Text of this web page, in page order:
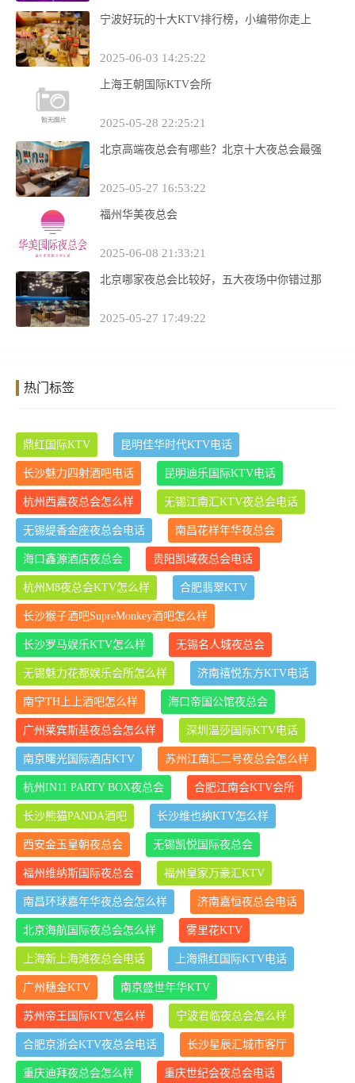
宁波好玩的十大KTV排行榜，小编带你走上
2025-06-03 14:25:22
上海王朝国际KTV会所
2025-05-28 22:25:21
北京高端夜总会有哪些？北京十大夜总会最强
2025-05-27 16:53:22
福州华美夜总会
2025-06-08 21:33:21
北京哪家夜总会比较好，五大夜场中你错过那
2025-05-27 17:49:22
热门标签
鼎红国际KTV 昆明佳华时代KTV电话
长沙魅力四射酒吧电话 昆明迪乐国际KTV电话
杭州西嘉夜总会怎么样 无锡江南汇KTV夜总会电话
无锡缇香金座夜总会电话 南昌花样年华夜总会
海口鑫源酒店夜总会 贵阳凯域夜总会电话
杭州M8夜总会KTV怎么样 合肥翡翠KTV
长沙猴子酒吧SupreMonkey酒吧怎么样
长沙罗马娱乐KTV怎么样 无锡名人城夜总会
无锡魅力花都娱乐会所怎么样 济南禧悦东方KTV电话
南宁TH上上酒吧怎么样 海口帝国公馆夜总会
广州莱宾斯基夜总会怎么样 深圳温莎国际KTV电话
南京曙光国际酒店KTV 苏州江南汇二号夜总会怎么样
杭州IN11 PARTY BOX夜总会 合肥江南会KTV会所
长沙熊猫PANDA酒吧 长沙维也纳KTV怎么样
西安金玉皇朝夜总会 无锡凯悦国际夜总会
福州维纳斯国际夜总会 福州皇家万豪汇KTV
南昌环球嘉年华夜总会怎么样 济南嘉恒夜总会电话
北京海航国际夜总会怎么样 雾里花KTV
上海新上海滩夜总会电话 上海鼎红国际KTV电话
广州穗金KTV 南京盛世年华KTV
苏州帝王国际KTV怎么样 宁波君临夜总会怎么样
合肥京浙会KTV夜总会电话 长沙星辰汇城市客厅
重庆迪拜夜总会怎么样 重庆世纪会夜总会电话